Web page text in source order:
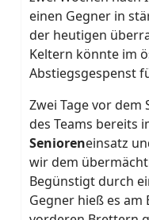
einen Gegner in
der heutigen
Keltern könnte im
Abstiegsgespenst
Zwei Tage vor dem
des Teams bereits
Senioreneinsatz
wir dem
Begünstigt durch
Gegner hieß es am